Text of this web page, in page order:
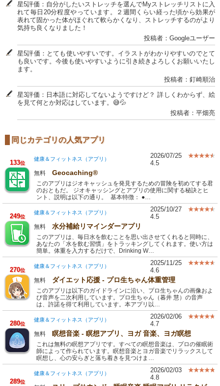
星5評価：自分がしたいストレッチを選んでMyストレッチリストに入
れて毎日20分程度やっています。２週間くらい経った頃から効果が
表れて固かった体がほぐれて軟らかくなり、ストレッチするのがより
気持ち良くなりました！
投稿者：Googleユーザー
星5評価：とても使いやすいです。イラストがわかりやすいのでとて
も良いです。今後も使いやすいように引き続きよろしくお願いいたし
ます。
投稿者：釘崎順治
星3評価：日本語に対応してないようですけど？ 詳しくわからず、絵
を見て何とか対応はしています。😅💦
投稿者：平畑亮
同じカテゴリの人気アプリ
133位
健康＆フィットネス（アプリ）
2026/07/25
4.5
無料 Geocaching®
このアプリはジオキャッシュを発見するための冒険を初めてする君
のおともだ。 ジオキャッシングとアプリの使用に関する秘訣とヒ
ント、説明は以下の通り。 基本特徴： ●…
249位
健康＆フィットネス（アプリ）
2025/10/27
4.5
無料 水分補給リマインダーアプリ
このアプリは、毎日水を飲むことを思い出させてくれると同時に、
あなたの「水を飲む習慣」をトラッキングしてくれます。使い方は
簡単。体重を入力するだけで、Drinking W…
270位
健康＆フィットネス（アプリ）
2025/11/25
4.6
無料 ダイエット応援 - プロ生ちゃん体重管理
このアプリは以下のガイドラインに沿い、プロ生ちゃんの画像およ
び音声を二次利用しています。プロ生ちゃん（暮井 慧）の音声
は、許諾を得て利用しています。本アプリ以…
280位
健康＆フィットネス（アプリ）
2026/02/06
4.7
無料 瞑想音楽 - 瞑想アプリ、ヨガ 音楽、ヨガ瞑想
これは無料の瞑想アプリです。すべての瞑想音楽は、プロの催眠術
師によって作られています。瞑想音楽とヨガ音楽でリラックスして
瞑想し、心の安らぎと落ち着きを見つけま…
289位
健康＆フィットネス（アプリ）
2026/02/03
4.8